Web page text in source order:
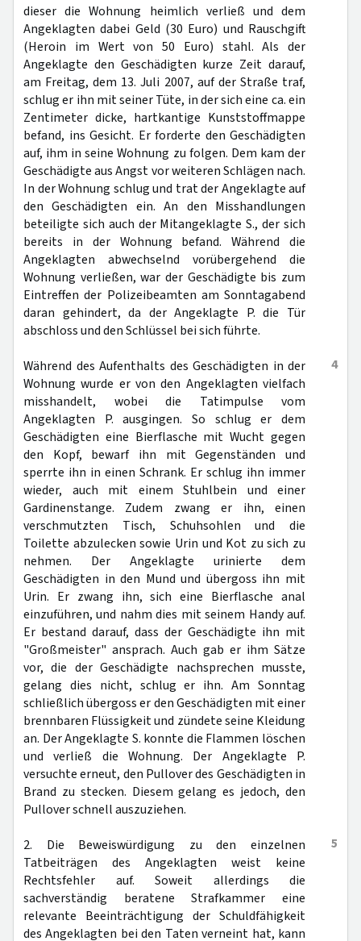
dieser die Wohnung heimlich verließ und dem
Angeklagten dabei Geld (30 Euro) und Rauschgift
(Heroin im Wert von 50 Euro) stahl. Als der
Angeklagte den Geschädigten kurze Zeit darauf,
am Freitag, dem 13. Juli 2007, auf der Straße traf,
schlug er ihn mit seiner Tüte, in der sich eine ca. ein
Zentimeter dicke, hartkantige Kunststoffmappe
befand, ins Gesicht. Er forderte den Geschädigten
auf, ihm in seine Wohnung zu folgen. Dem kam der
Geschädigte aus Angst vor weiteren Schlägen nach.
In der Wohnung schlug und trat der Angeklagte auf
den Geschädigten ein. An den Misshandlungen
beteiligte sich auch der Mitangeklagte S., der sich
bereits in der Wohnung befand. Während die
Angeklagten abwechselnd vorübergehend die
Wohnung verließen, war der Geschädigte bis zum
Eintreffen der Polizeibeamten am Sonntagabend
daran gehindert, da der Angeklagte P. die Tür
abschloss und den Schlüssel bei sich führte.
4
Während des Aufenthalts des Geschädigten in der
Wohnung wurde er von den Angeklagten vielfach
misshandelt, wobei die Tatimpulse vom
Angeklagten P. ausgingen. So schlug er dem
Geschädigten eine Bierflasche mit Wucht gegen
den Kopf, bewarf ihn mit Gegenständen und
sperrte ihn in einen Schrank. Er schlug ihn immer
wieder, auch mit einem Stuhlbein und einer
Gardinenstange. Zudem zwang er ihn, einen
verschmutzten Tisch, Schuhsohlen und die
Toilette abzulecken sowie Urin und Kot zu sich zu
nehmen. Der Angeklagte urinierte dem
Geschädigten in den Mund und übergoss ihn mit
Urin. Er zwang ihn, sich eine Bierflasche anal
einzuführen, und nahm dies mit seinem Handy auf.
Er bestand darauf, dass der Geschädigte ihn mit
"Großmeister" ansprach. Auch gab er ihm Sätze
vor, die der Geschädigte nachsprechen musste,
gelang dies nicht, schlug er ihn. Am Sonntag
schließlich übergoss er den Geschädigten mit einer
brennbaren Flüssigkeit und zündete seine Kleidung
an. Der Angeklagte S. konnte die Flammen löschen
und verließ die Wohnung. Der Angeklagte P.
versuchte erneut, den Pullover des Geschädigten in
Brand zu stecken. Diesem gelang es jedoch, den
Pullover schnell auszuziehen.
5
2. Die Beweiswürdigung zu den einzelnen
Tatbeiträgen des Angeklagten weist keine
Rechtsfehler auf. Soweit allerdings die
sachverständig beratene Strafkammer eine
relevante Beeinträchtigung der Schuldfähigkeit
des Angeklagten bei den Taten verneint hat, kann